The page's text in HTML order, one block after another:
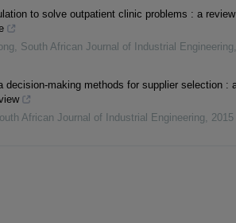
to solve outpatient clinic problems : a
, South African Journal of Industrial Engineering,
decision-making methods for supplier selection :
African Journal of Industrial Engineering, 2015